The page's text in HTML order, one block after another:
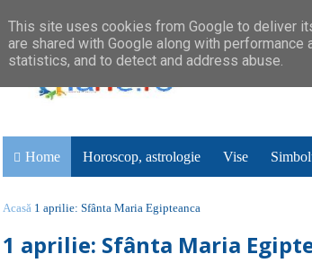
Home Horoscop, astrologie Vise
Acasă 1 aprilie: Sfânta Maria Egipteanca
1 aprilie: Sfânta Maria
This site uses cookies from Google to deliver
are shared with Google along with
statistics, and to detect and address abuse.